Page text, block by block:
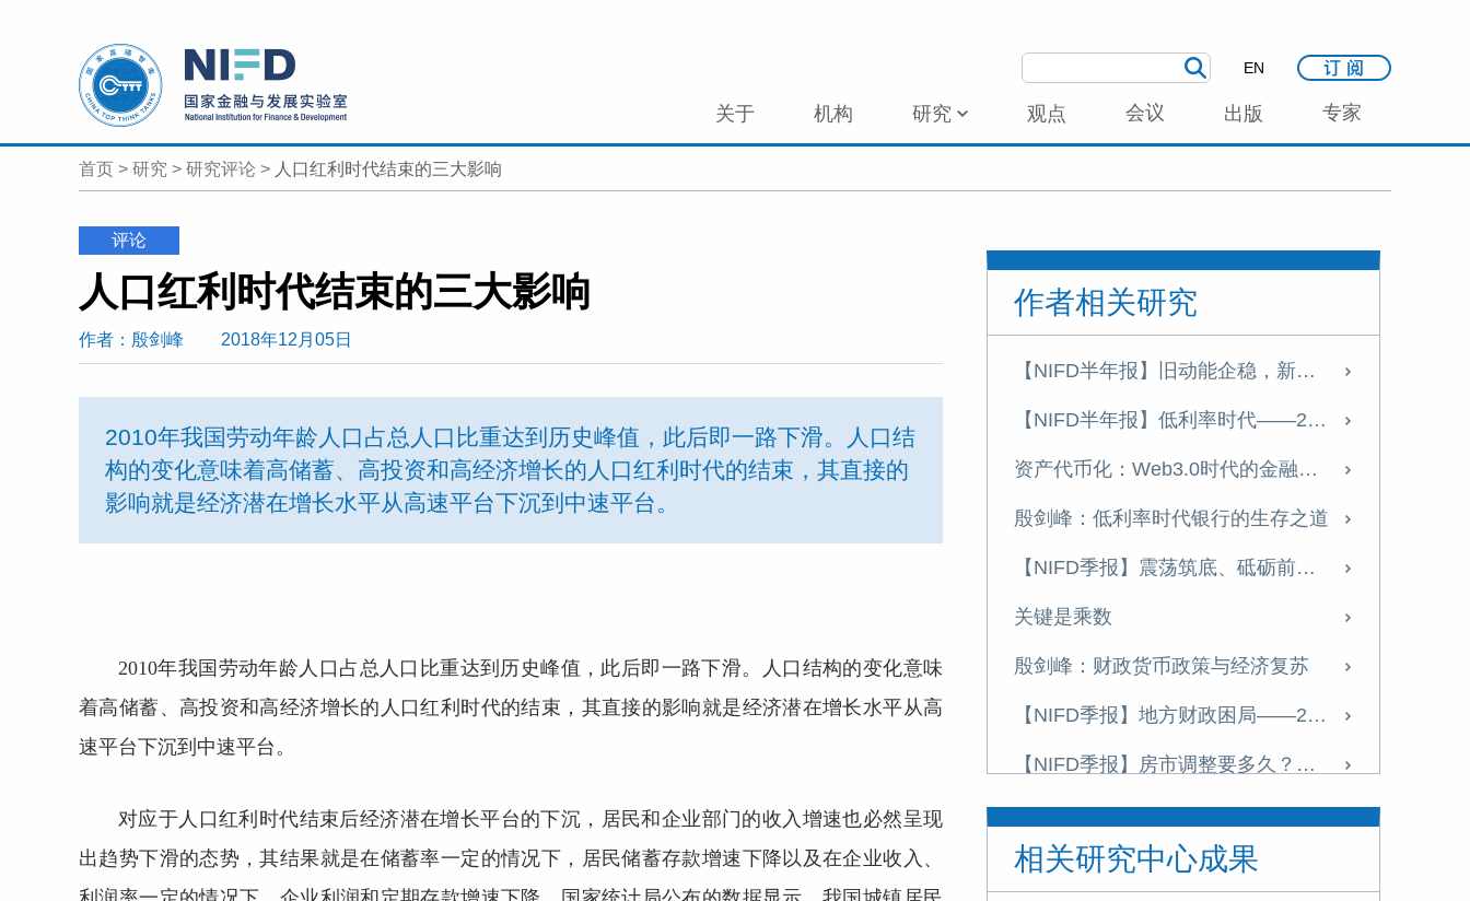
EN
关于 机构 研究 观点 会议 出版 专家
首页 > 研究 > 研究评论 > 人口红利时代结束的三大影响
评论
人口红利时代结束的三大影响
作者 ：殷剑峰 2018年12月05日
2010年我国劳动年龄人口占总人口比重达到历史峰值，此后即一路下滑。人口结
构的变化意味着高储蓄、高投资和高经济增长的人口红利时代的结束，其直接的
影响就是经济潜在增长水平从高速平台下沉到中速平台。
2010年我国劳动年龄人口占总人口比重达到历史峰值，此后即一路下滑。人口结构的变化意味
着高储蓄、高投资和高经济增长的人口红利时代的结束，其直接的影响就是经济潜在增长水平从高
速平台下沉到中速平台。
对应于人口红利时代结束后经济潜在增长平台的下沉，居民和企业部门的收入增速也必然呈现
出趋势下滑的态势，其结果就是在储蓄率一定的情况下，居民储蓄存款增速下降以及在企业收入、
作者相关研究
【NIFD半年报】旧动能企稳，新动能崛起————2025年宏观形势分析与2026年展望
【NIFD半年报】低利率时代——2025H1中国宏观金融
资产代币化：Web3.0时代的金融新范式
殷剑峰：低利率时代银行的生存之道
【NIFD季报】震荡筑底、砥砺前行—2024年度中国宏观金融
关键是乘数
殷剑峰：财政货币政策与经济复苏
【NIFD季报】地方财政困局——2024Q2地方区域财政
【NIFD季报】房市调整要多久？——2024Q2中国宏观金融
殷剑峰：应对房市调整的货币金融政策—美日比较及对中国的启示
相关研究中心成果